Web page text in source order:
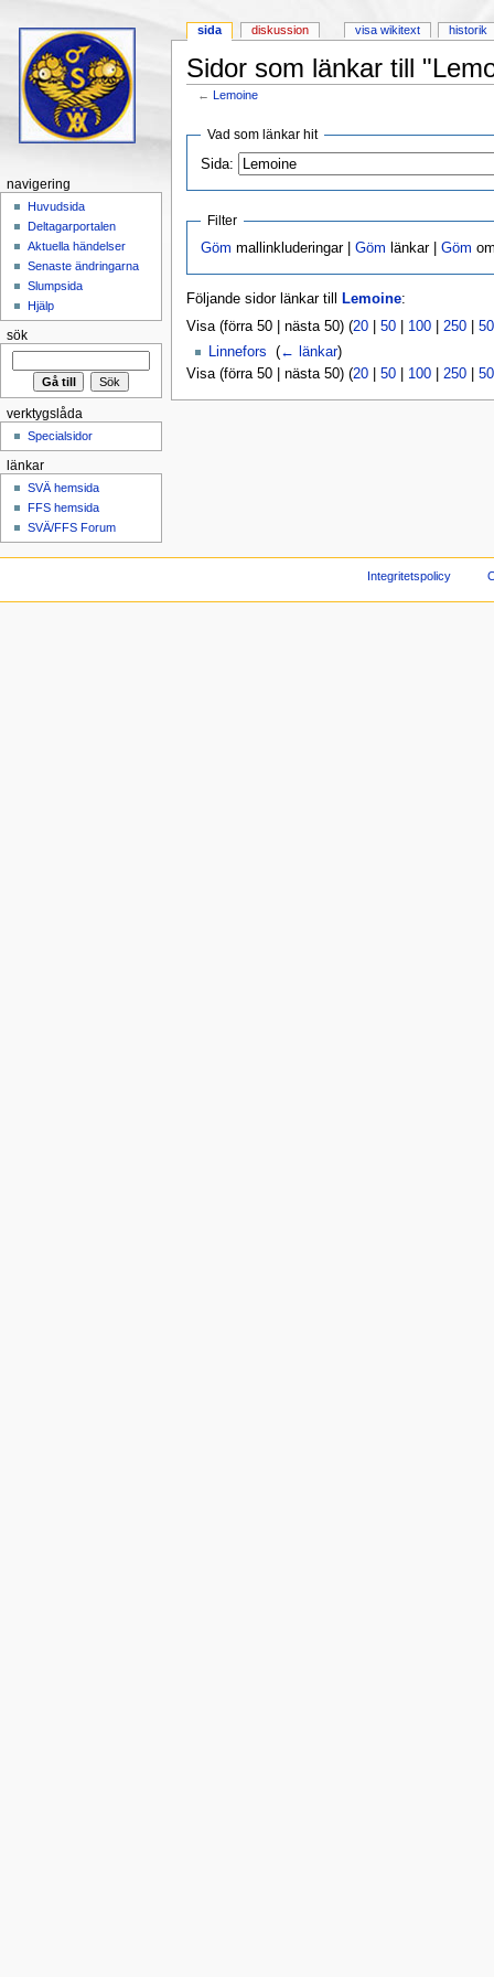
Sidor som länkar till
←Lemoine
Vad som länkar hit
Sida:
Filter
Göm mallinkluderingar |Göm länkar |Göm
Följande sidor länkar till Lemoine:
Visa (förra 50 | nästa 50) (20| 50| 100| 250|
Linnefors
(← länkar)
Visa (förra 50 | nästa 50) (20| 50| 100| 250|
sida diskussion visa wikitext historik
navigering
Huvudsida
Deltagarportalen
Aktuella händelser
Senaste ändringarna
Slumpsida
Hjälp
sök
verktygslåda
Specialsidor
länkar
SVÄ hemsida
FFS hemsida
SVÄ/FFS Forum
Integritetspolicy